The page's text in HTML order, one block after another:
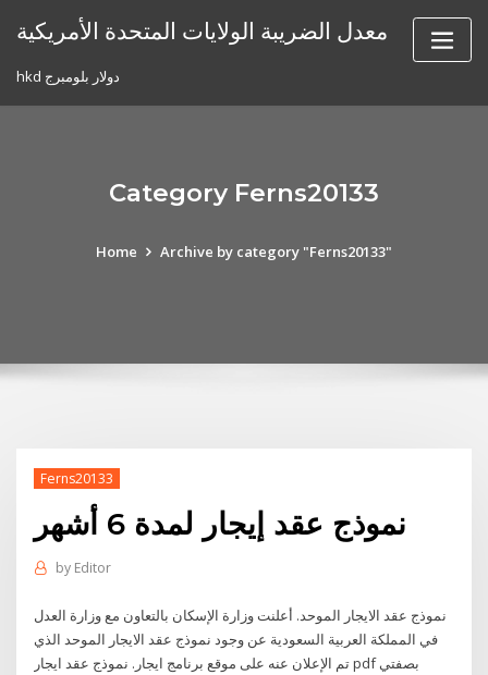
معدل الضريبة الولايات المتحدة الأمريكية
hkd دولار بلومبرج
Category Ferns20133
Home Archive by category "Ferns20133"
Ferns20133
نموذج عقد إيجار لمدة 6 أشهر
by Editor
نموذج عقد الايجار الموحد. أعلنت وزارة الإسكان بالتعاون مع وزارة العدل
في المملكة العربية السعودية عن وجود نموذج عقد الايجار الموحد الذي
تم الإعلان عنه على موقع برنامج ايجار. نموذج عقد ايجار pdf بصفتي